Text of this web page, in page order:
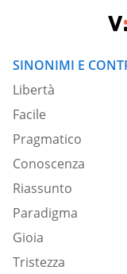
SINONIMI E
Libertà
Facile
Pragmatico
Conoscenza
Riassunto
Paradigma
Gioia
Tristezza